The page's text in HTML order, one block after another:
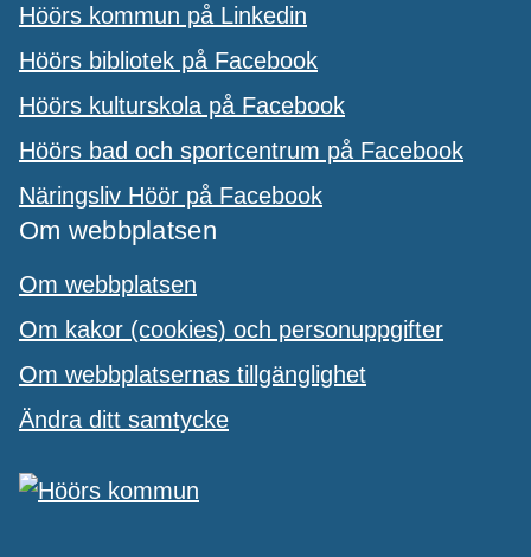
Höörs kommun på Linkedin
Höörs bibliotek på Facebook
Höörs kulturskola på Facebook
Höörs bad och sportcentrum på Facebook
Näringsliv Höör på Facebook
Om webbplatsen
Om webbplatsen
Om kakor (cookies) och personuppgifter
Om webbplatsernas tillgänglighet
Ändra ditt samtycke